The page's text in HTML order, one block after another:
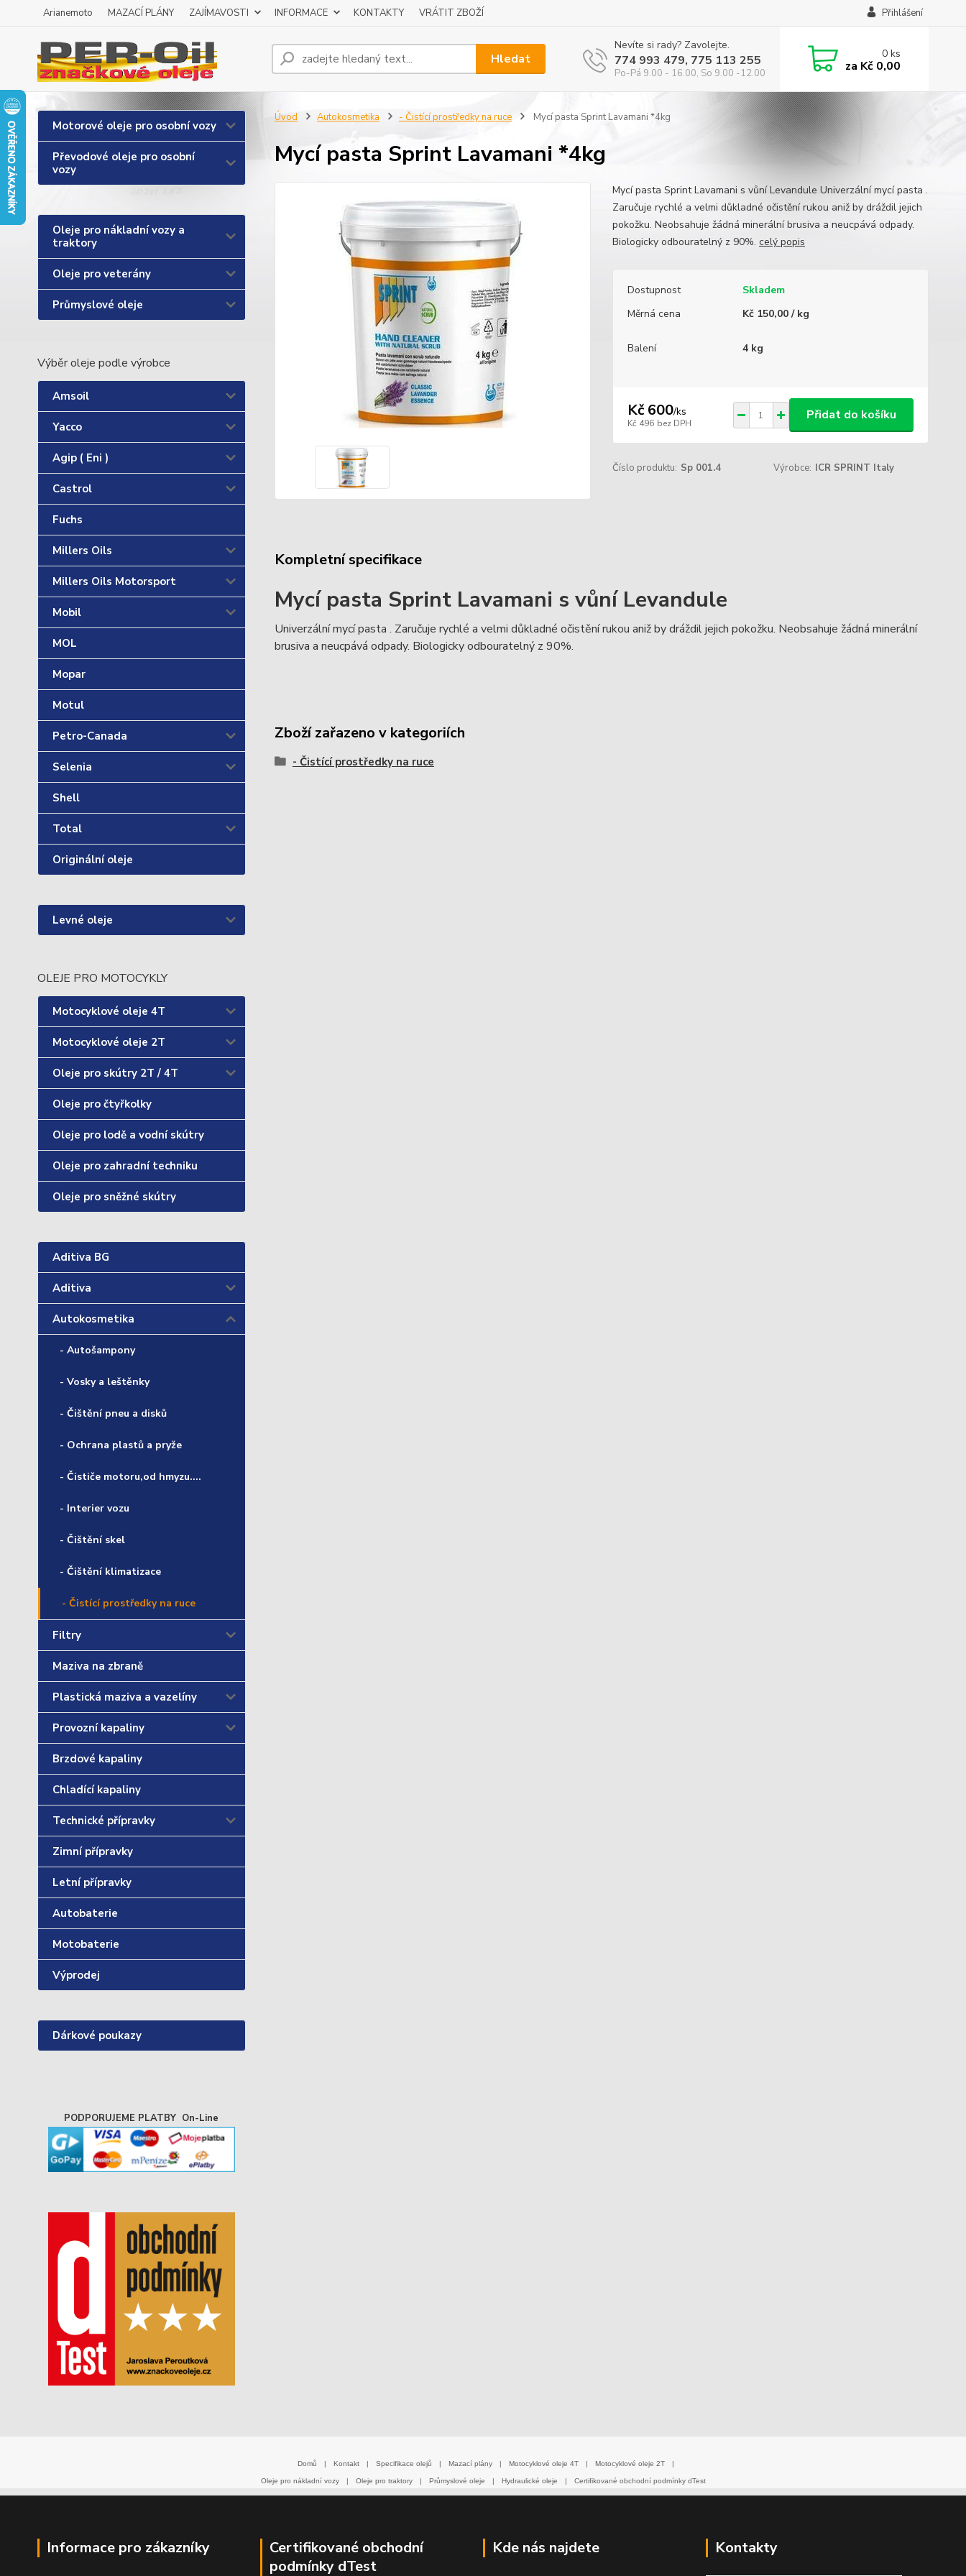
Arianemoto MAZACÍ PLÁNY ZAJÍMAVOSTI INFORMACE KONTAKTY VRÁTIT ZBOŽÍ Přihlášení
Hledat
Nevíte si rady? Zavolejte.
774 993 479, 775 113 255
Po-Pá 9.00 - 16.00, So 9.00 -12.00
0ks
za Kč 0,00
Motorové oleje pro osobní vozy
Převodové oleje pro osobní
vozy
Oleje pro nákladní vozy a
traktory
Oleje pro veterány
Průmyslové oleje
Výběr oleje podle výrobce
Amsoil
Yacco
Agip ( Eni )
Castrol
Fuchs
Millers Oils
Millers Oils Motorsport
Mobil
MOL
Mopar
Motul
Petro-Canada
Selenia
Shell
Total
Originální oleje
Levné oleje
OLEJE PRO MOTOCYKLY
Motocyklové oleje 4T
Motocyklové oleje 2T
Oleje pro skútry 2T / 4T
Oleje pro čtyřkolky
Oleje pro lodě a vodní skútry
Oleje pro zahradní techniku
Oleje pro sněžné skútry
Aditiva BG
Aditiva
Autokosmetika
- Autošampony
- Vosky a leštěnky
- Čištění pneu a disků
- Ochrana plastů a pryže
- Čističe motoru,od hmyzu....
- Interier vozu
- Čištění skel
- Čištění klimatizace
- Čistící prostředky na ruce
Filtry
Maziva na zbraně
Plastická maziva a vazelíny
Provozní kapaliny
Brzdové kapaliny
Chladící kapaliny
Technické přípravky
Zimní přípravky
Letní přípravky
Autobaterie
Motobaterie
Výprodej
Dárkové poukazy
PODPORUJEME PLATBY On-Line
Úvod Autokosmetika - Čistící prostředky na ruce Mycí pasta Sprint Lavamani *4kg
Mycí pasta Sprint Lavamani *4kg
Mycí pasta Sprint Lavamani s vůní Levandule Univerzální mycí pasta .
Zaručuje rychlé a velmi důkladné očistění rukou aniž by dráždil jejich
pokožku. Neobsahuje žádná minerální brusiva a neucpává odpady.
Biologicky odbouratelný z 90%. celý popis
Dostupnost
Skladem
Měrná cena
Kč 150,00 / kg
Balení 4 kg
Kč 600/ks
Kč 496 bez DPH
Přidat do košíku
Číslo produktu: Sp 001.4 Výrobce: ICR SPRINT Italy
Kompletní specifikace
Mycí pasta Sprint Lavamani s vůní Levandule
Univerzální mycí pasta . Zaručuje rychlé a velmi důkladné očistění rukou aniž by dráždil jejich pokožku. Neobsahuje žádná minerální
brusiva a neucpává odpady. Biologicky odbouratelný z 90%.
Zboží zařazeno v kategoriích
- Čistící prostředky na ruce
Domů | Kontakt | Specifikace olejů | Mazací plány | Motocyklové oleje 4T | Motocyklové oleje 2T |
Oleje pro nákladní vozy | Oleje pro traktory | Průmyslové oleje | Hydraulické oleje | Certifikované obchodní podmínky dTest
Informace pro zákazníky
Certifikované obchodní
podmínky dTest
Kde nás najdete Kontakty